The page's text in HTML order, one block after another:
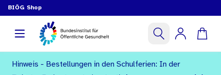
BIÖG Shop
Hinweis - Bestellungen in den Schulferien: In der